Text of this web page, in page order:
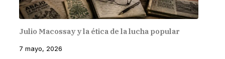
Julio Macossay y la ética de la lucha popular
7 mayo, 2026